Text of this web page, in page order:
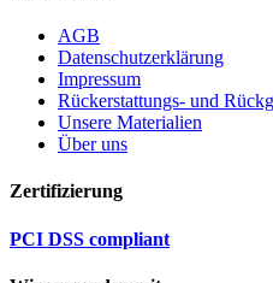
AGB
Datenschutzerklärung
Impressum
Rückerstattungs- und
Unsere Materialien
Über uns
Zertifizierung
PCI DSS compliant